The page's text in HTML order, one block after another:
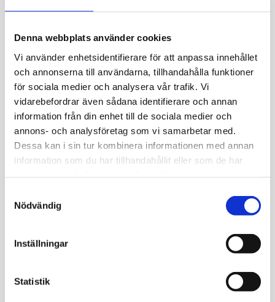
Denna webbplats använder cookies
Vi använder enhetsidentifierare för att anpassa innehållet
och annonserna till användarna, tillhandahålla funktioner
för sociala medier och analysera vår trafik. Vi
vidarebefordrar även sådana identifierare och annan
information från din enhet till de sociala medier och
annons- och analysföretag som vi samarbetar med.
Dessa kan i sin tur kombinera informationen med annan
information som du har tillhandahållit eller som de har
Nödvändig
Inställningar
Statistik
remiss utan att behöva skapa ett konto/ladda ner en
app.
Du kan ta blodprovet direkt efter beställning, på ett
provtagningsställe nära dig.
Blodprovstagning med hög klinisk standard i
samarbete med bl.a. Karolinska
Universitetslaboratoriet.
Kommentar från Mediseras läkare ingår alltid,
provsvar inom 1-5 dagar.
Mediseras läkare tar kontakt vid gravt avvikande
provsvar.
Patientsäkert, enkelt och tryggt.
Grundat av professor Kenneth Haglid, publicerad i
Nature.